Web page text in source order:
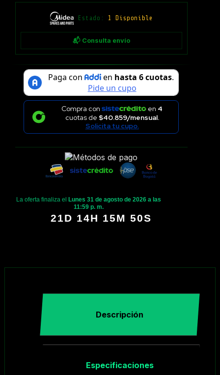
Estado: 1 Disponible
📬 Consulta envío
Compra con en 4
cuotas de $40.859/mensual.
Solicita tu cupo.
La oferta finaliza el
Lunes 31 de agosto de 2026 a las
11:59 p. m.
21D 14H 15M 49S
Descripción
Especificaciones